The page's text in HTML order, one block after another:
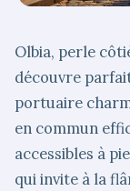
Olbia, perle
découvre
portuaire
en commun
accessibles à
qui invite à la